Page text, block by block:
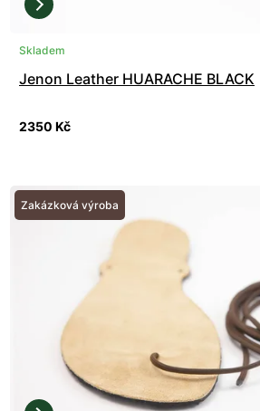
Skladem
Jenon Leather HUARACHE BLACK
2350 Kč
Zakázková výroba